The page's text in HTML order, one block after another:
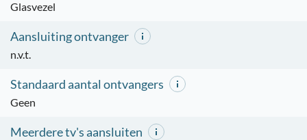
Glasvezel
Aansluiting ontvanger
n.v.t.
Standaard aantal ontvangers
Geen
Meerdere tv's aansluiten